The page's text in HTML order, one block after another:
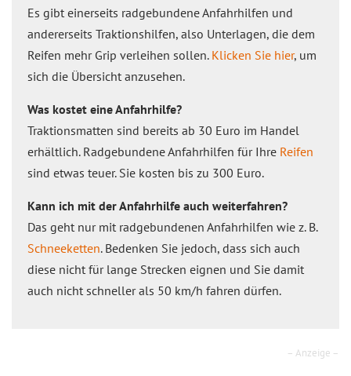
Es gibt einerseits radgebundene Anfahrhilfen und
andererseits Traktionshilfen, also Unterlagen, die dem
Reifen mehr Grip verleihen sollen. Klicken Sie hier, um
sich die Übersicht anzusehen.
Was kostet eine Anfahrhilfe?
Traktionsmatten sind bereits ab 30 Euro im Handel
erhältlich. Radgebundene Anfahrhilfen für Ihre Reifen
sind etwas teuer. Sie kosten bis zu 300 Euro.
Kann ich mit der Anfahrhilfe auch weiterfahren?
Das geht nur mit radgebundenen Anfahrhilfen wie z. B.
Schneeketten. Bedenken Sie jedoch, dass sich auch
diese nicht für lange Strecken eignen und Sie damit
auch nicht schneller als 50 km/h fahren dürfen.
– Anzeige –